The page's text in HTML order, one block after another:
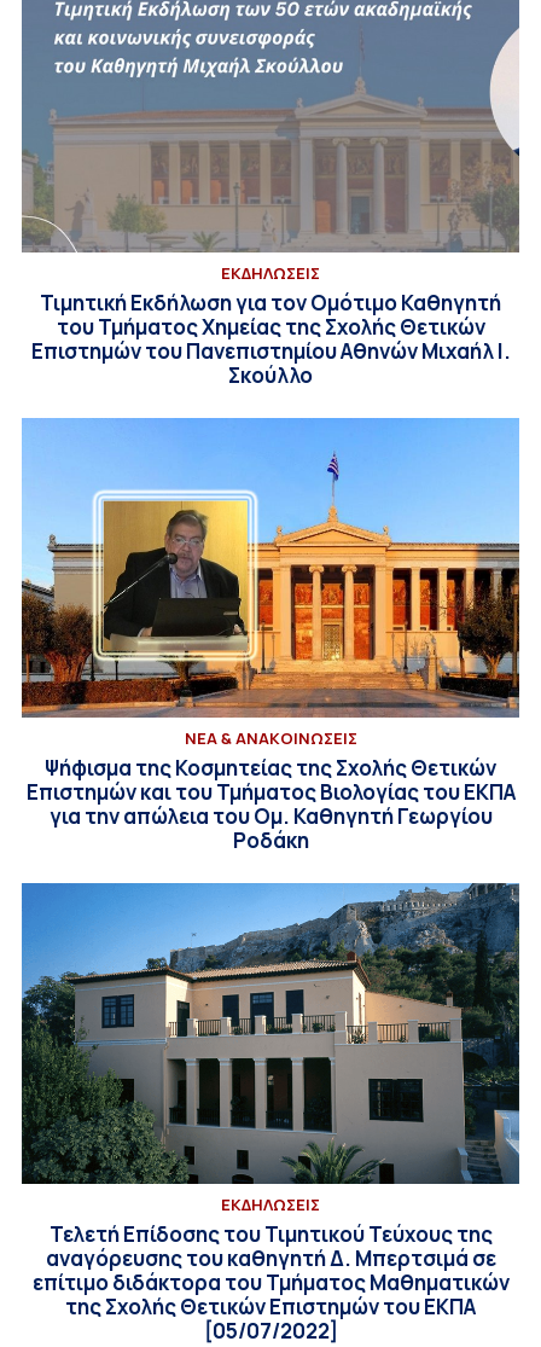
ΕΚΔΗΛΩΣΕΙΣ
Τιμητική Εκδήλωση για τον Ομότιμο Καθηγητή
του Τμήματος Χημείας της Σχολής Θετικών
Επιστημών του Πανεπιστημίου Αθηνών Μιχαήλ Ι.
Σκούλλο
ΝΕΑ & ΑΝΑΚΟΙΝΩΣΕΙΣ
Ψήφισμα της Κοσμητείας της Σχολής Θετικών
Επιστημών και του Τμήματος Βιολογίας του ΕΚΠΑ
για την απώλεια του Ομ. Καθηγητή Γεωργίου
Ροδάκη
ΕΚΔΗΛΩΣΕΙΣ
Τελετή Επίδοσης του Τιμητικού Τεύχους της
αναγόρευσης του καθηγητή Δ. Μπερτσιμά σε
επίτιμο διδάκτορα του Τμήματος Μαθηματικών
της Σχολής Θετικών Επιστημών του ΕΚΠΑ
[05/07/2022]